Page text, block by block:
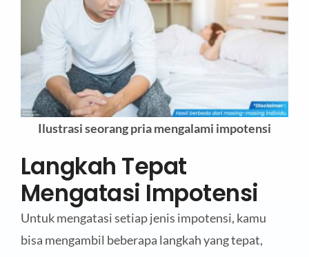
Ilustrasi seorang pria mengalami impotensi
Langkah Tepat
Mengatasi Impotensi
Untuk mengatasi setiap jenis impotensi, kamu
bisa mengambil beberapa langkah yang tepat,